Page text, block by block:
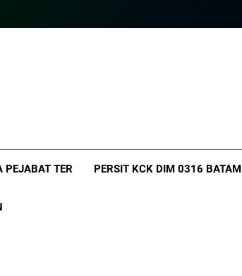
PEJABAT TER PERSIT KCK DIM 0316 BATAM